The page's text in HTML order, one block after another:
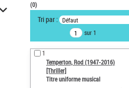
VOTRE RECHERCHE
Recherche avancée dans les
notices d’autorité
Œuvres liées à l'auteur :
Temperton, Rod (1947-2016)
Type de notice d'autorité
(0)
Tri par : Défaut
sur 1
1
Temperton, Rod (1947-2016)
[Thriller]
Titre uniforme musical